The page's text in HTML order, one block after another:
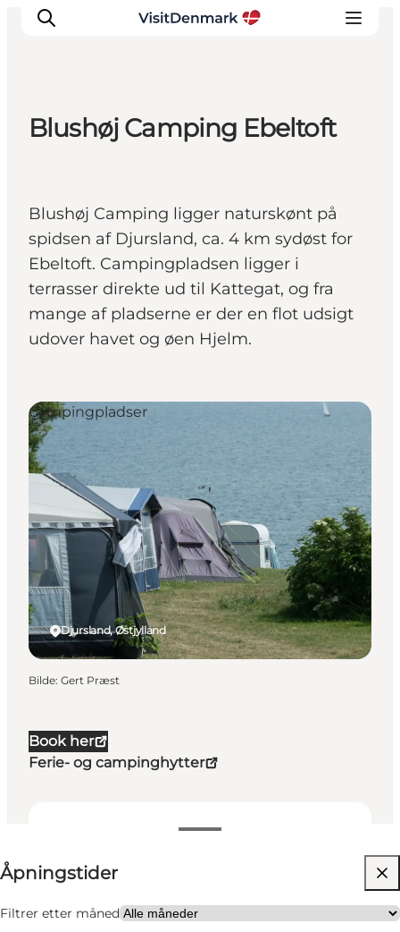
Aktiviteter
Overnatting
Planlegg reisen
Blushøj Camping Ebeltoft
Blushøj Camping ligger naturskønt på
spidsen af Djursland, ca. 4 km sydøst for
Ebeltoft. Campingpladsen ligger i
terrasser direkte ud til Kattegat, og fra
mange af pladserne er der en flot udsigt
udover havet og øen Hjelm.
Book her
Ferie- og campinghytter
Åpningstider
Filtrer etter måned
Besøk nettside
Min partner, Venner, Børn
Djursland, Østjylland
Campingpladser
Bilde: Gert Præst